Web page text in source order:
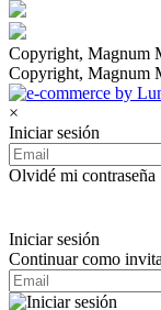
Copyright, Magnum
Copyright, Magnum
×
Iniciar sesión
Olvidé mi contraseña
Iniciar sesión
Continuar como